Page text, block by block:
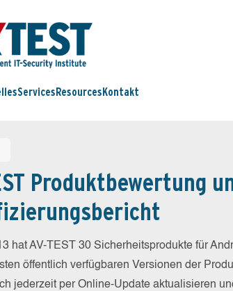
Services Resources Kontakt
Produktbewertung
hat AV-TEST 30 Sicherheitsprodukte für
öffentlich verfügbaren Versionen der
jederzeit per Online-Update aktualisieren